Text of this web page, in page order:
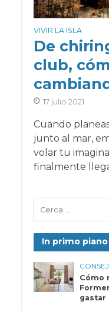
VIVIR LA ISLA
De
club,
17 julio 2021
Cuando
junto al mar,
volar tu
finalmente
In primo piano
Cómo
gastar